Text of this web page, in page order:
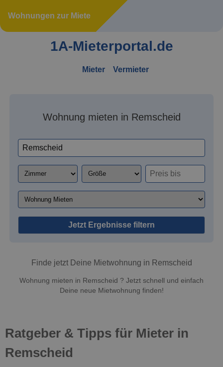
Wohnungen zur Miete
1A-Mieterportal.de
Mieter Vermieter
Wohnung mieten in Remscheid
Jetzt Ergebnisse filtern
Finde jetzt Deine Mietwohnung in Remscheid
Wohnung mieten in Remscheid ? Jetzt schnell und einfach
Deine neue Mietwohnung finden!
Ratgeber & Tipps für Mieter in
Remscheid